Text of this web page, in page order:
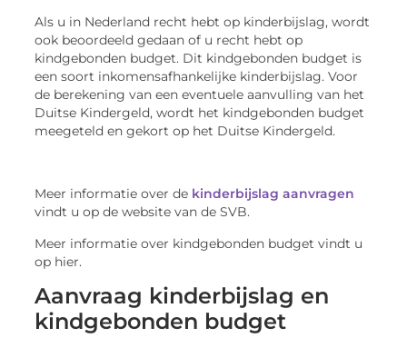
Als u in Nederland recht hebt op kinderbijslag, wordt
ook beoordeeld gedaan of u recht hebt op
kindgebonden budget. Dit kindgebonden budget is
een soort inkomensafhankelijke kinderbijslag. Voor
de berekening van een eventuele aanvulling van het
Duitse Kindergeld, wordt het kindgebonden budget
meegeteld en gekort op het Duitse Kindergeld.
Meer informatie over de kinderbijslag aanvragen
vindt u op de website van de SVB.
Meer informatie over kindgebonden budget vindt u
op hier.
Aanvraag kinderbijslag en
kindgebonden budget